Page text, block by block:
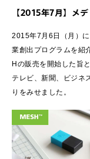
【2015年7月】メ
2015年7月6日（月）
業創出プログラムを紹
Hの販売を開始した旨
テレビ、新聞、ビジネ
りをみせました。